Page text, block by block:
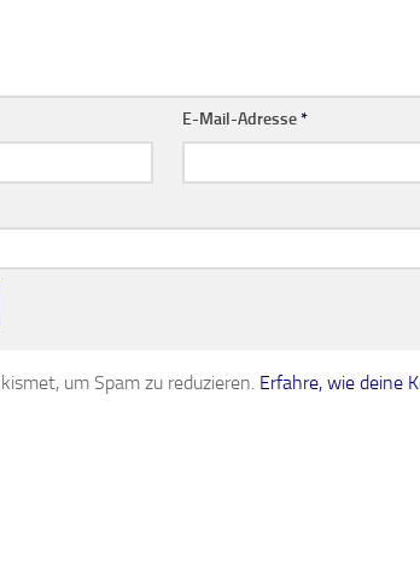
E-Mail-Adresse*
um Spam zu reduzieren. Erfahre, wie deine